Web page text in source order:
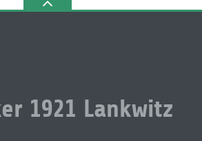
1921 Lankwitz